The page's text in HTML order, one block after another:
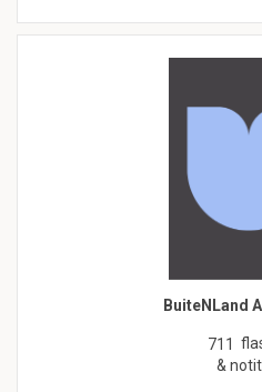
BuiteNLand
711
&